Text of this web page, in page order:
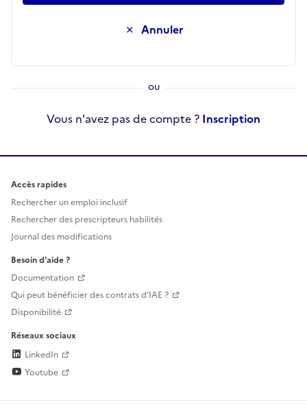
Annuler
Vous n'avez pas de compte ? Inscription
Accès rapides
Rechercher un emploi inclusif
Rechercher des prescripteurs habilités
Journal des modifications
Besoin d'aide ?
Documentation
Qui peut bénéficier des contrats d'IAE ?
Disponibilité
Réseaux sociaux
LinkedIn
Youtube